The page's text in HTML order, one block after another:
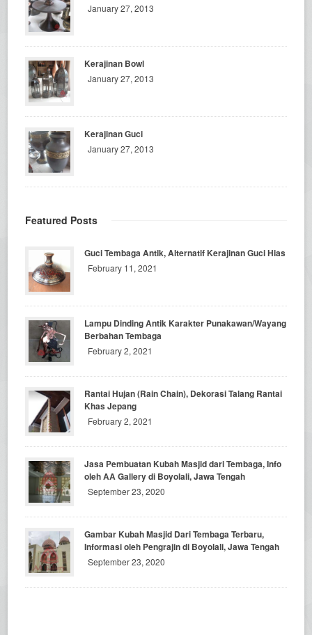
January 27, 2013
Kerajinan Bowl
January 27, 2013
Kerajinan Guci
January 27, 2013
Featured Posts
Guci Tembaga Antik, Alternatif Kerajinan Guci Hias
February 11, 2021
Lampu Dinding Antik Karakter Punakawan/Wayang
Berbahan Tembaga
February 2, 2021
Rantai Hujan (Rain Chain), Dekorasi Talang Rantai
Khas Jepang
February 2, 2021
Jasa Pembuatan Kubah Masjid dari Tembaga, Info
oleh AA Gallery di Boyolali, Jawa Tengah
September 23, 2020
Gambar Kubah Masjid Dari Tembaga Terbaru,
Informasi oleh Pengrajin di Boyolali, Jawa Tengah
September 23, 2020